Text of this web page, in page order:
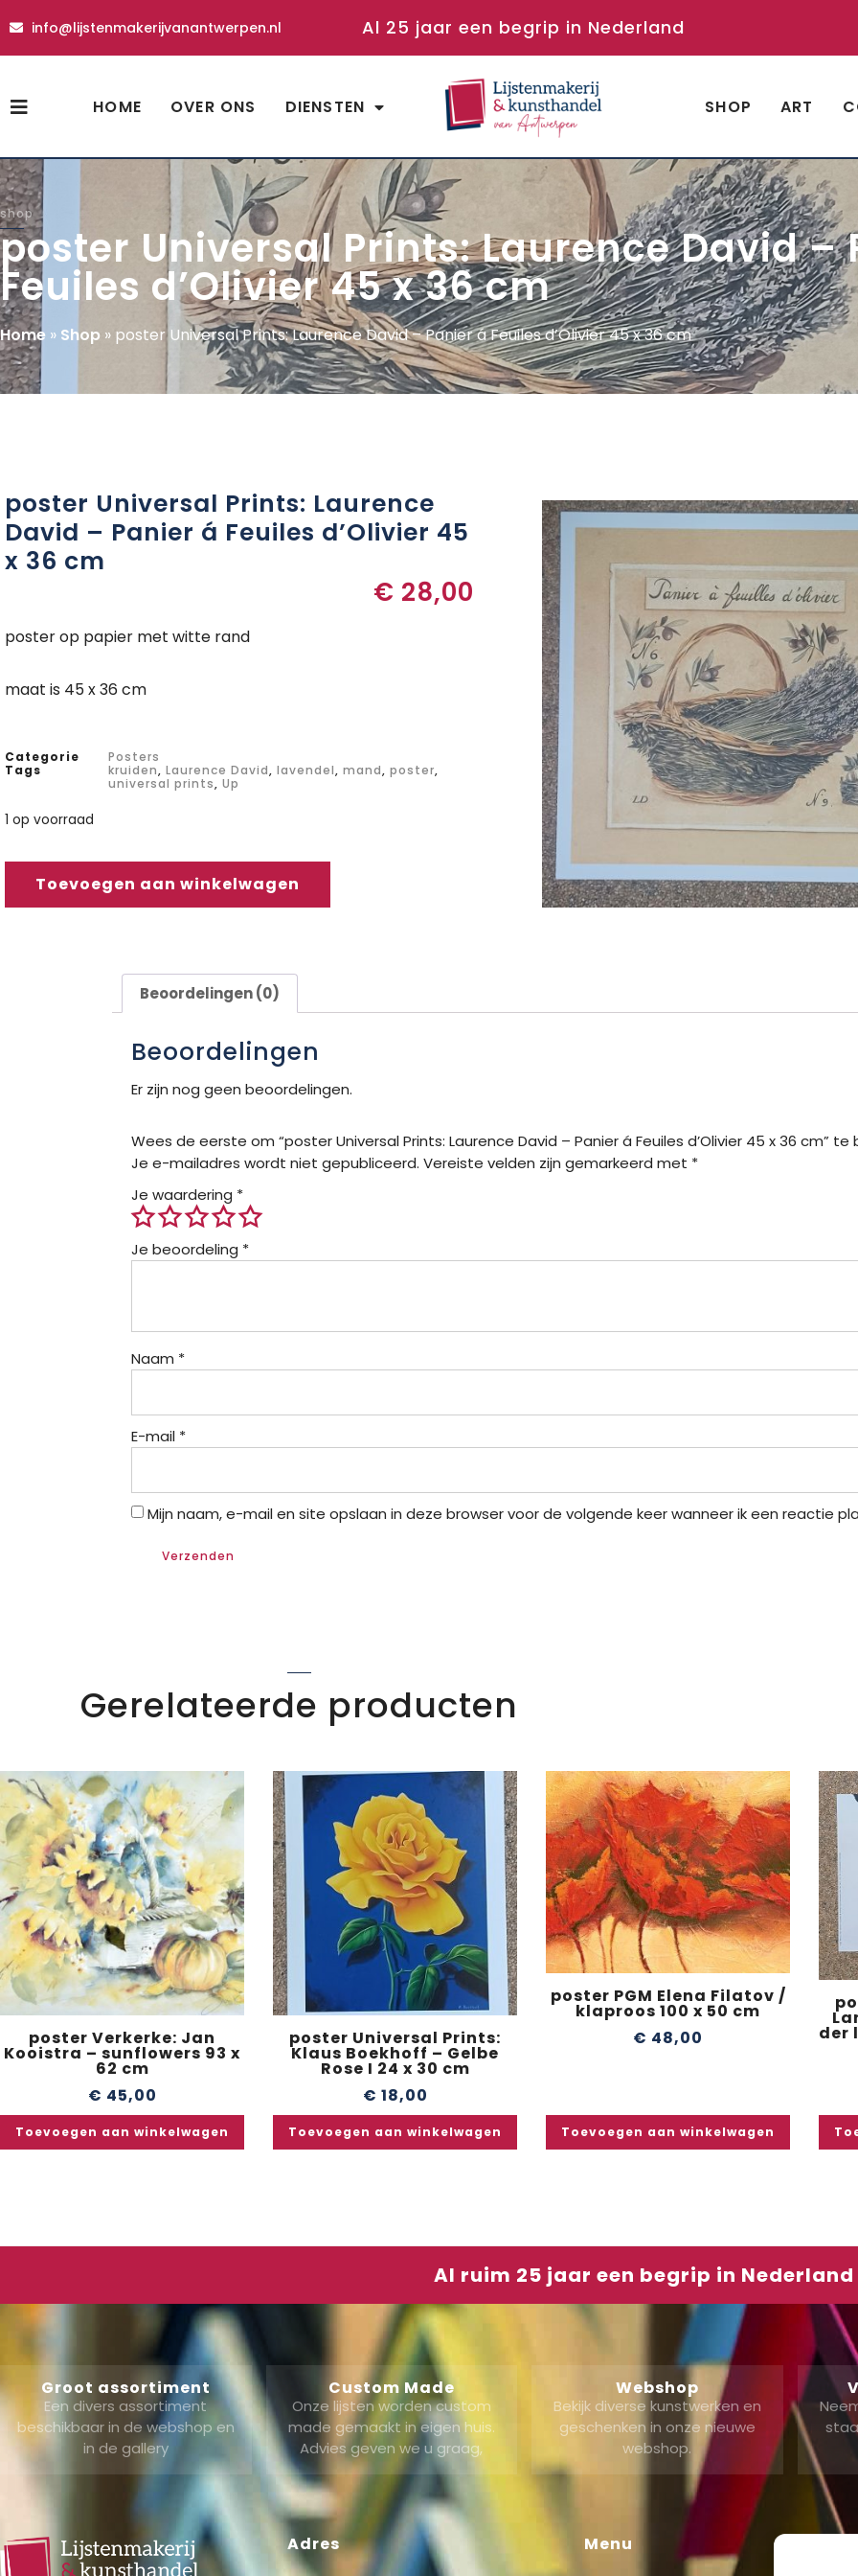
info@lijstenmakerijvanantwerpen.nl Al 25 jaar een begrip in Nederland
HOME OVER ONS DIENSTEN SHOP ART
shop
poster Universal Prints: Laurence David –
Feuiles d’Olivier 45 x 36 cm
Home » Shop » poster Universal Prints: Laurence David – Panier á Feuiles d’Olivier 45 x 36 cm
poster Universal Prints: Laurence
David – Panier á Feuiles d’Olivier 45
x 36 cm
€ 28,00
poster op papier met witte rand
maat is 45 x 36 cm
Categorie
Posters
Tags
kruiden, Laurence David, lavendel, mand, poster,
universal prints, Up
1 op voorraad
Toevoegen aan winkelwagen
Beoordelingen (0)
Beoordelingen
Er zijn nog geen beoordelingen.
Wees de eerste om “poster Universal Prints: Laurence David – Panier á Feuiles d’Olivier 45 x 36 cm”
Je e-mailadres wordt niet gepubliceerd. Vereiste velden zijn gemarkeerd met *
Je waardering *
Je beoordeling *
Naam *
E-mail *
Mijn naam, e-mail en site opslaan in deze browser voor de volgende keer wanneer ik een reactie
Gerelateerde producten
poster Verkerke: Jan
Kooistra – sunflowers 93 x
62 cm
€ 45,00
Toevoegen aan winkelwagen
poster Universal Prints:
Klaus Boekhoff – Gelbe
Rose I 24 x 30 cm
€ 18,00
Toevoegen aan winkelwagen
poster PGM Elena Filatov /
klaproos 100 x 50 cm
€ 48,00
Toevoegen aan winkelwagen
der
Al ruim 25 jaar een begrip in Nederland
Groot assortiment
Een divers assortiment
beschikbaar in de webshop en
in de gallery
Custom Made
Onze lijsten worden custom
made gemaakt in eigen huis.
Advies geven we u graag,
Webshop
Bekijk diverse kunstwerken en
geschenken in onze nieuwe
webshop.
Adres Menu